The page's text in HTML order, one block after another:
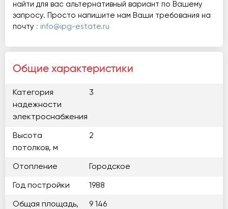
найти для вас альтернативный вариант по Вашему
запросу. Просто напишите нам Ваши требования на
почту : info@ipg-estate.ru
Общие характеристики
Категория
надежности
электроснабжения
3
Высота
потолков, м
2
Отопление Городское
Год постройки 1988
Общая площадь,
9 146